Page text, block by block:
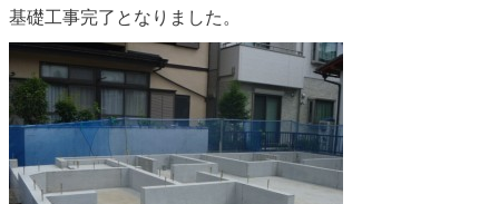
基礎工事完了となりました。